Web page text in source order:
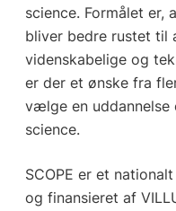
science. Formålet er,
bliver bedre rustet til
videnskabelige og
er der et ønske fra
vælge en uddannelse
science.
SCOPE er et
og finansieret af